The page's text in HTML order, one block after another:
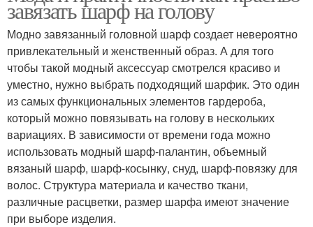
завязать шарф на голову
Модно завязанный головной шарф создает невероятно
привлекательный и женственный образ. А для того
чтобы такой модный аксессуар смотрелся красиво и
уместно, нужно выбрать подходящий шарфик. Это один
из самых функциональных элементов гардероба,
который можно повязывать на голову в нескольких
вариациях. В зависимости от времени года можно
использовать модный шарф-палантин, объемный
вязаный шарф, шарф-косынку, снуд, шарф-повязку для
волос. Структура материала и качество ткани,
различные расцветки, размер шарфа имеют значение
при выборе изделия.